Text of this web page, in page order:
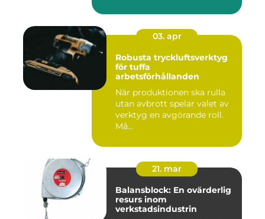
03. apr
Robusta tryckluftsverktyg
för tuffa
arbetsförhållanden
När produktionen ska rulla
utan avbrott spelar valet av
verktyg en avgörande roll.
Må...
21. mar
Balansblock: En ovärderlig
resurs inom
verkstadsindustrin